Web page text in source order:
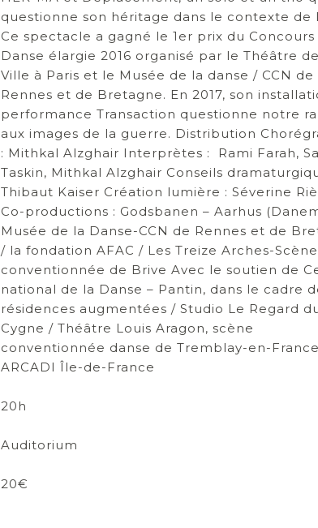
questionne son héritage dans le contexte de
Ce spectacle a gagné le 1er prix du Concours
Danse élargie 2016 organisé par le Théâtre
Ville à Paris et le Musée de la danse / CCN de
Rennes et de Bretagne. En 2017, son
performance Transaction questionne notre
aux images de la guerre. Distribution
: Mithkal Alzghair Interprètes : Rami Farah,
Taskin, Mithkal Alzghair Conseils
Thibaut Kaiser Création lumière : Séverine
Co-productions : Godsbanen – Aarhus
Musée de la Danse-CCN de Rennes et de
/ la fondation AFAC / Les Treize Arches-Scène
conventionnée de Brive Avec le soutien de
national de la Danse – Pantin, dans le cadre
résidences augmentées / Studio Le Regard
Cygne / Théâtre Louis Aragon, scène
conventionnée danse de Tremblay-en-
ARCADI Île-de-France
20h
Auditorium
20€